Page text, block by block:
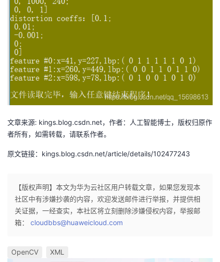
运行结果：
文章来源: kings.blog.csdn.net，作者：人工智能博士，版权归原作
原文链接：kings.blog.csdn.net/article/details/102477243